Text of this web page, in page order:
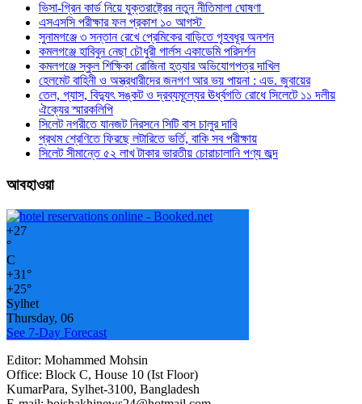
ভিসা-গ্রিন কার্ড নিয়ে যুক্তরাষ্ট্রের নতুন নীতিমালা ঘোষণা
এসএসসি পরীক্ষার ফল প্রকাশ ১০ আগস্ট
সুনামগঞ্জে ৩ সন্তান রেখে প্রেমিকের বাড়িতে গৃহবধূর অনশন
কমলগঞ্জে হাবিবুন নেছা চৌধুরী গার্লস একাডেমি পরিদর্শন
কমলগঞ্জে স্কুল শিক্ষিকা রোজিনা হত্যার অভিযোগপত্র দাখিল
হেলমেট বাহিনী ও অস্ত্রধারীদের জনগণ আর ভয় পায়না : এড. জুবায়ের
তেল, গ্যাস, বিদ্যুৎ সঙ্কট ও দ্রব্যমূল্যের ঊর্ধ্বগতি রোধে সিলেটে ১১ দলীয়
ঐক্যের স্মারকলিপি
সিলেট নগরীতে যানজট নিরসনে সিটি বাস চালুর দাবি
প্রথম শ্রেণিতে ফিরছে লটারিতে ভর্তি, বাকি সব পরীক্ষায়
সিলেট সীমান্তে ৫২ লাখ টাকার ভারতীয় চোরাচালানি পণ্য জব্দ
আবহাওয়া
+27
°
C
+31°
+25°
Sylhet
Thursday, 06
See 7-Day Forecast
Editor: Mohammed Mohsin
Office: Block C, House 10 (Ist Floor)
KumarPara, Sylhet-3100, Bangladesh